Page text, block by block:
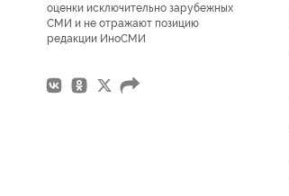
оценки исключительно зарубежных
СМИ и не отражают позицию
редакции ИноСМИ